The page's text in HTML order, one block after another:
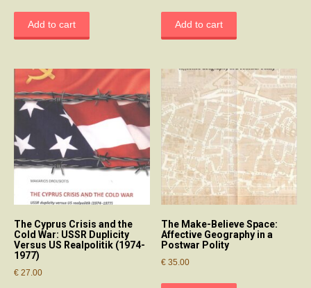
Add to cart Add to cart
The Cyprus Crisis and the
Cold War: USSR Duplicity
Versus US Realpolitik (1974-
1977)
€ 27.00
The Make-Believe Space:
Affective Geography in a
Postwar Polity
€ 35.00